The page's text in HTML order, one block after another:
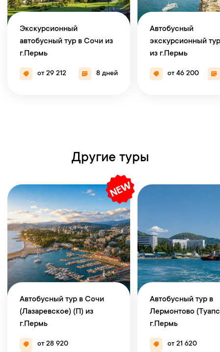
Экскурсионный
автобусный тур в Сочи из
г.Пермь
от 29 212 8 дней
Автобусный
экскурсионный
из г.Пермь
от 46 200
Другие туры
Автобусный тур в Сочи
(Лазаревское) (П) из
г.Пермь
от 28 920
Автобусный тур в
Лермонтово
г.Пермь
от 21 620